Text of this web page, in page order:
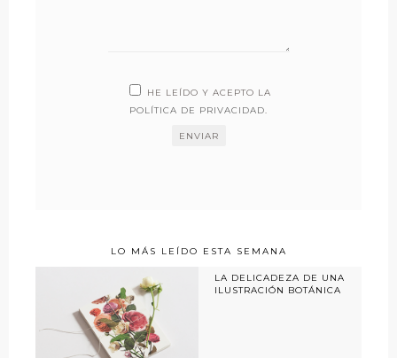
HE LEÍDO Y ACEPTO LA
POLÍTICA DE PRIVACIDAD.
LO MÁS LEÍDO ESTA SEMANA
LA DELICADEZA DE UNA
ILUSTRACIÓN BOTÁNICA